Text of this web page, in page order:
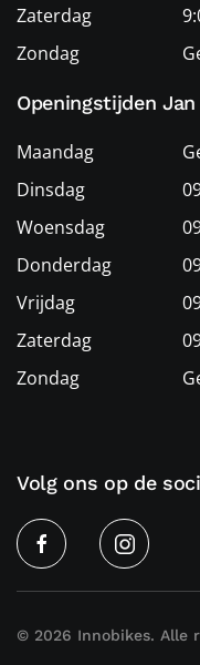
Zaterdag
Zondag
Openingstijden
Maandag
Dinsdag
Woensdag
Donderdag
Vrijdag
Zaterdag
Zondag
Volg ons op de
© 2026 Innobikes. Alle